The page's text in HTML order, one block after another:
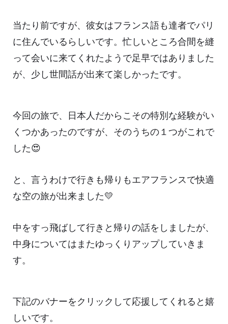
当たり前ですが、彼女はフランス語も達者でパリ
に住んでいるらしいです。忙しいところ合間を縫
って会いに来てくれたようで足早ではありました
が、少し世間話が出来て楽しかったです。
今回の旅で、日本人だからこその特別な経験がい
くつかあったのですが、そのうちの１つがこれで
した😍
と、言うわけで行きも帰りもエアフランスで快適
な空の旅が出来ました💛
中をすっ飛ばして行きと帰りの話をしましたが、
中身についてはまたゆっくりアップしていきま
す。
下記のバナーをクリックして応援してくれると嬉
しいです。